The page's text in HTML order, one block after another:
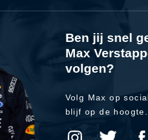
Ben jij snel
Max
volgen?
Volg Max op
blijf op de hoogte.